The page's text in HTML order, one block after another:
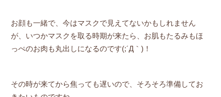
お顔も一緒で、今はマスクで見えてないかもしれません
が、いつかマスクを取る時期が来たら、お肌もたるみもほ
っぺのお肉も丸出しになるのです(;´Д｀)！
その時が来てから焦っても遅いので、そろそろ準備してお